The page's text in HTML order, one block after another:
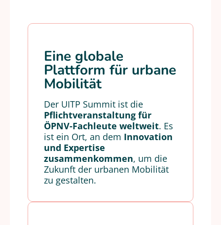
Eine globale
Plattform für urbane
Mobilität
Der UITP Summit ist die
Pflichtveranstaltung für
ÖPNV-Fachleute weltweit. Es
ist ein Ort, an dem Innovation
und Expertise
zusammenkommen, um die
Zukunft der urbanen Mobilität
zu gestalten.